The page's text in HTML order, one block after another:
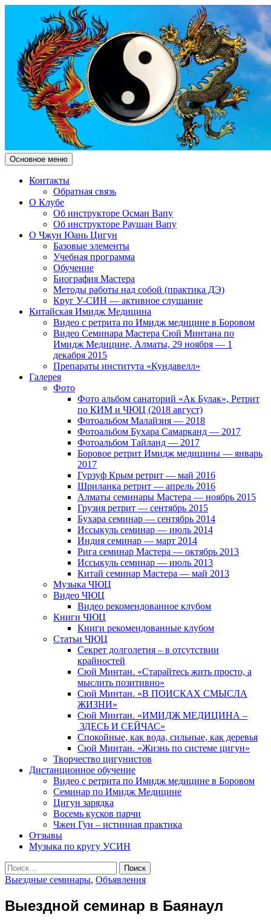
Чжун Юань Цигун Клуб
"Здесь и Сейчас"
Поиск
Основное меню Перейти
к
Контакты
Обратная связь
О Клубе
Об инструкторе Осман Вапу
Об инструкторе Раушан Вапу
О Чжун Юань Цигун
Базовые элементы
Учебная программа
Обучение
Биография Мастера
Методы работы над собой (практика ДЭ)
Круг У-СИН — активное слушание
Китайская Имидж Медицина
Видео с ретрита по Имидж медицине в Боровом
Видео Семинара Мастера Сюй Минтана по
Имидж Медицине, Алматы, 29 ноября — 1
декабря 2015
Препараты института «Кундавелл»
Галерея
Фото
Фото альбом санаторий «Ак Булак», Ретрит
по КИМ и ЧЮЦ (2018 август)
Фотоальбом Малайзия — 2018
Фотоальбом Бухара Самарканд — 2017
Фотоальбом Тайланд — 2017
Боровое ретрит Имидж медицины — январь
2017
Гурзуф Крым ретрит — май 2016
Шриланка ретрит — апрель 2016
Алматы семинары Мастера — ноябрь 2015
Грузия ретрит — сентябрь 2015
Бухара семинар — сентябрь 2014
Иссыкуль семинар — июль 2014
Индия семинар — март 2014
Рига семинар Мастера — октябрь 2013
Иссыкуль семинар — июль 2013
Китай семинар Мастера — май 2013
Музыка ЧЮЦ
Видео ЧЮЦ
Видео рекомендованное клубом
Книги ЧЮЦ
Книги рекомендованные клубом
Статьи ЧЮЦ
Секрет долголетия – в отсутствии
крайностей
Сюй Минтан. «Старайтесь жить просто, а
мыслить позитивно»
Сюй Минтан. «В ПОИСКАХ СМЫСЛА
ЖИЗНИ»
Сюй Минтан. «ИМИДЖ МЕДИЦИНА –
ЗДЕСЬ И СЕЙЧАС»
Спокойные, как вода, сильные, как деревья
Сюй Минтан. «Жизнь по системе цигун»
Творчество цигунистов
Дистанционное обучение
Видео с ретрита по Имидж медицине в Боровом
Семинар по Имидж Медицине
Цигун зарядка
Восемь кусков парчи
Чжен Гун – истинная практика
Отзывы
Музыка по кругу УСИН
Найти:
Выездные семинары, Объявления
Выездной семинар в Баянаул